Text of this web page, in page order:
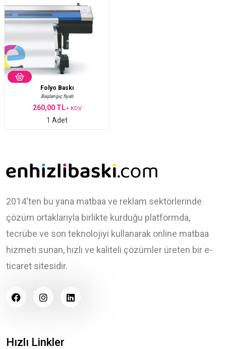
Folyo Baskı
Başlangıç fiyatı
260,00 TL+ KDV
1 Adet
2014'ten bu yana matbaa ve reklam sektörlerinde
çözüm ortaklarıyla birlikte kurduğu platformda,
tecrübe ve son teknolojiyi kullanarak online matbaa
hizmeti sunan, hızlı ve kaliteli çözümler üreten bir e-
ticaret sitesidir.
Hızlı Linkler